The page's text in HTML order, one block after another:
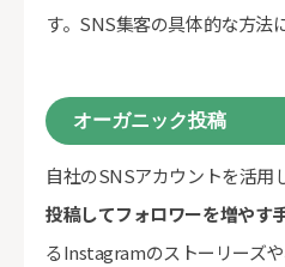
す。SNS集客の具体的な方法
オーガニック投稿
自社のSNSアカウントを活用し
投稿してフォロワーを増やす
るInstagramのストーリーズ